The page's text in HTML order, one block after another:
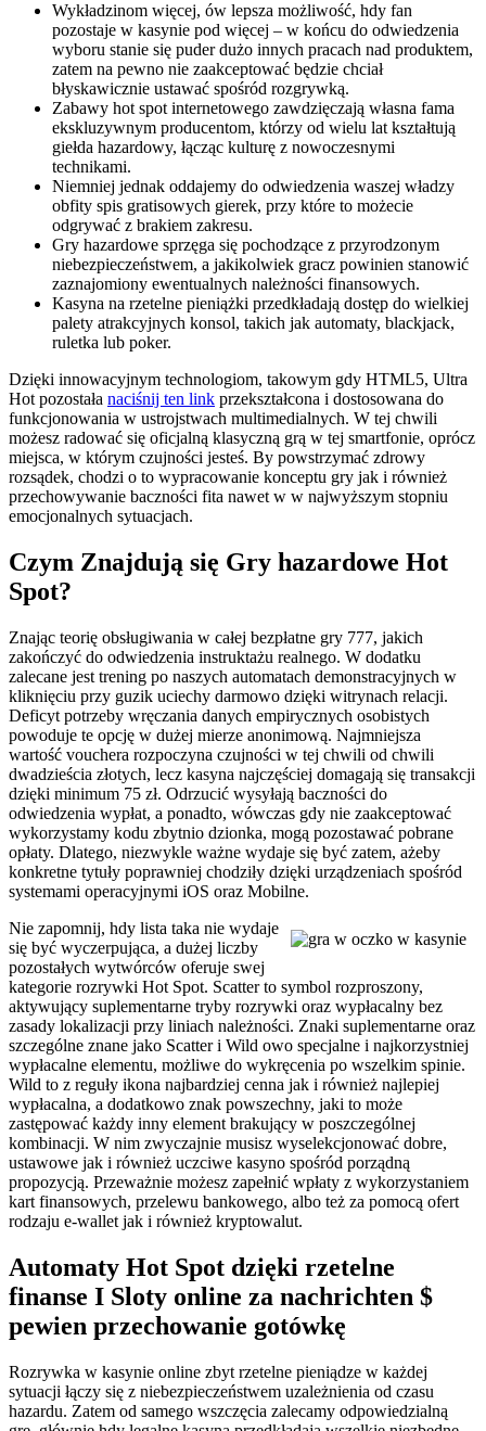
Wykładzinom więcej, ów lepsza możliwość, hdy fan
pozostaje w kasynie pod więcej – w końcu do odwiedzenia
wyboru stanie się puder dużo innych pracach nad produktem,
zatem na pewno nie zaakceptować będzie chciał
błyskawicznie ustawać spośród rozgrywką.
Zabawy hot spot internetowego zawdzięczają własna fama
ekskluzywnym producentom, którzy od wielu lat kształtują
giełda hazardowy, łącząc kulturę z nowoczesnymi
technikami.
Niemniej jednak oddajemy do odwiedzenia waszej władzy
obfity spis gratisowych gierek, przy które to możecie
odgrywać z brakiem zakresu.
Gry hazardowe sprzęga się pochodzące z przyrodzonym
niebezpieczeństwem, a jakikolwiek gracz powinien stanowić
zaznajomiony ewentualnych należności finansowych.
Kasyna na rzetelne pieniążki przedkładają dostęp do wielkiej
palety atrakcyjnych konsol, takich jak automaty, blackjack,
ruletka lub poker.
Dzięki innowacyjnym technologiom, takowym gdy HTML5, Ultra
Hot pozostała naciśnij ten link przekształcona i dostosowana do
funkcjonowania w ustrojstwach multimedialnych. W tej chwili
możesz radować się oficjalną klasyczną grą w tej smartfonie, oprócz
miejsca, w którym czujności jesteś. By powstrzymać zdrowy
rozsądek, chodzi o to wypracowanie konceptu gry jak i również
przechowywanie baczności fita nawet w w najwyższym stopniu
emocjonalnych sytuacjach.
Czym Znajdują się Gry hazardowe Hot
Spot?
Znając teorię obsługiwania w całej bezpłatne gry 777, jakich
zakończyć do odwiedzenia instruktażu realnego. W dodatku
zalecane jest trening po naszych automatach demonstracyjnych w
kliknięciu przy guzik uciechy darmowo dzięki witrynach relacji.
Deficyt potrzeby wręczania danych empirycznych osobistych
powoduje te opcję w dużej mierze anonimową. Najmniejsza
wartość vouchera rozpoczyna czujności w tej chwili od chwili
dwadzieścia złotych, lecz kasyna najczęściej domagają się transakcji
dzięki minimum 75 zł. Odrzucić wysyłają baczności do
odwiedzenia wypłat, a ponadto, wówczas gdy nie zaakceptować
wykorzystamy kodu zbytnio dzionka, mogą pozostawać pobrane
opłaty. Dlatego, niezwykle ważne wydaje się być zatem, ażeby
konkretne tytuły poprawniej chodziły dzięki urządzeniach spośród
systemami operacyjnymi iOS oraz Mobilne.
Nie zapomnij, hdy lista taka nie wydaje
się być wyczerpująca, a dużej liczby
pozostałych wytwórców oferuje swej
kategorie rozrywki Hot Spot. Scatter to symbol rozproszony,
aktywujący suplementarne tryby rozrywki oraz wypłacalny bez
zasady lokalizacji przy liniach należności. Znaki suplementarne oraz
szczególne znane jako Scatter i Wild owo specjalne i najkorzystniej
wypłacalne elementu, możliwe do wykręcenia po wszelkim spinie.
Wild to z reguły ikona najbardziej cenna jak i również najlepiej
wypłacalna, a dodatkowo znak powszechny, jaki to może
zastępować każdy inny element brakujący w poszczególnej
kombinacji. W nim zwyczajnie musisz wyselekcjonować dobre,
ustawowe jak i również uczciwe kasyno spośród porządną
propozycją. Przeważnie możesz zapełnić wpłaty z wykorzystaniem
kart finansowych, przelewu bankowego, albo też za pomocą ofert
rodzaju e-wallet jak i również kryptowalut.
Automaty Hot Spot dzięki rzetelne
finanse I Sloty online za nachrichten $
pewien przechowanie gotówkę
Rozrywka w kasynie online zbyt rzetelne pieniądze w każdej
sytuacji łączy się z niebezpieczeństwem uzależnienia od czasu
hazardu. Zatem od samego wszczęcia zalecamy odpowiedzialną